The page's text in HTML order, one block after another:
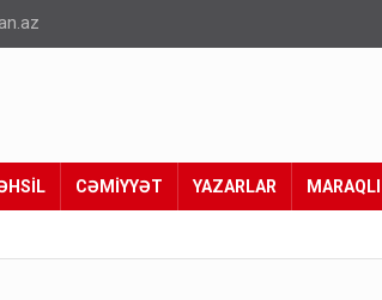
CƏMİYYƏT YAZARLAR MARAQLI